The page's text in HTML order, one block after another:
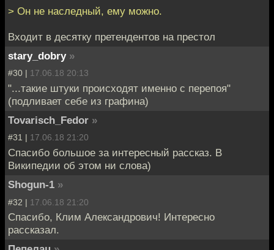
> Он не наследный, ему можно.
Входит в десятку претендентов на престол
stary_dobry »
#30 | 17.06.18 20:13
"...такие штуки происходят именно с перепоя"
(подливает себе из графина)
Tovarisch_Fedor »
#31 | 17.06.18 21:20
Спасибо большое за интересный рассказ. В
Википедии об этом ни слова)
Shogun-1 »
#32 | 17.06.18 21:20
Спасибо, Клим Александрович! Интересно
рассказал.